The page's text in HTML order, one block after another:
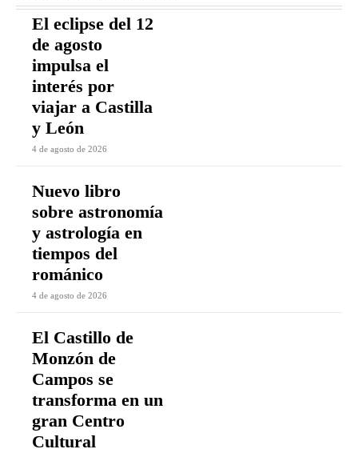
El eclipse del 12
de agosto
impulsa el
interés por
viajar a Castilla
y León
4 de agosto de 2026
Nuevo libro
sobre astronomía
y astrología en
tiempos del
románico
4 de agosto de 2026
El Castillo de
Monzón de
Campos se
transforma en un
gran Centro
Cultural